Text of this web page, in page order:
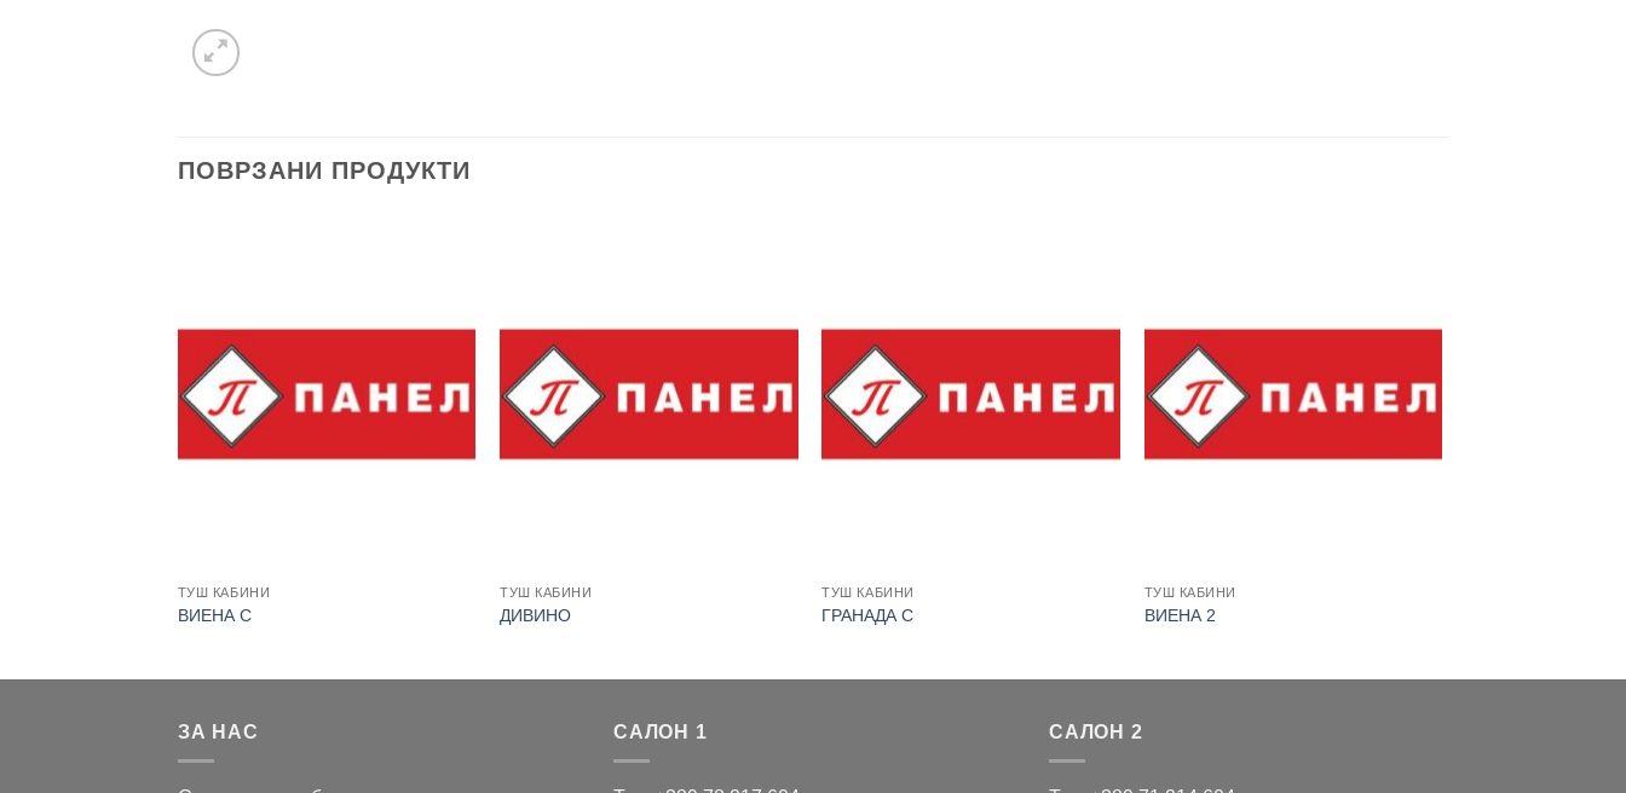
ПОВРЗАНИ ПРОДУКТИ
ТУШ КАБИНИ
ВИЕНА С
ТУШ КАБИНИ
ДИВИНО
ТУШ КАБИНИ
ГРАНАДА С
ТУШ КАБИНИ
ВИЕНА 2
ЗА НАС САЛОН 1 САЛОН 2